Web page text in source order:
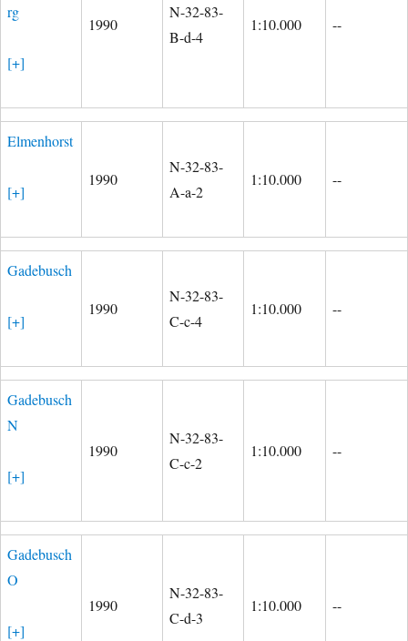
rg
[+]
1990
N-32-83-
B-d-4
1:10.000 --
Elmenhorst
[+]
1990
N-32-83-
A-a-2
1:10.000 --
Gadebusch
[+]
1990
N-32-83-
C-c-4
1:10.000 --
Gadebusch
N
[+]
1990
N-32-83-
C-c-2
1:10.000 --
Gadebusch
O
[+]
1990
N-32-83-
C-d-3
1:10.000 --